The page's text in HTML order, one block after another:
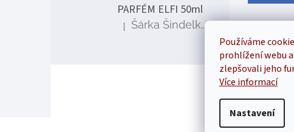
Používáme
prohlížení webu
zlepšovali jeho
Více informací
Nastavení
PARFÉM ELFI 50ml
Hodnocení produktu je 5 z 5 hvězdiček.
| Šárka Šindelková